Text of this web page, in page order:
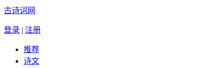
古诗词网
登录 | 注册
推荐
诗文